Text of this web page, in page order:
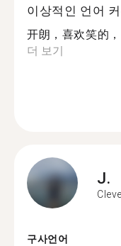
이상적인 언어
开朗，喜欢笑的
더 보기
J.
구사언어